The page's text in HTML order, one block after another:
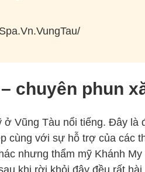
chuyên phun
Vũng Tàu nổi tiếng. Đây là
cùng với sự hỗ trợ của các
nhưng thẩm mỹ Khánh
khi rời khỏi đây đều rất